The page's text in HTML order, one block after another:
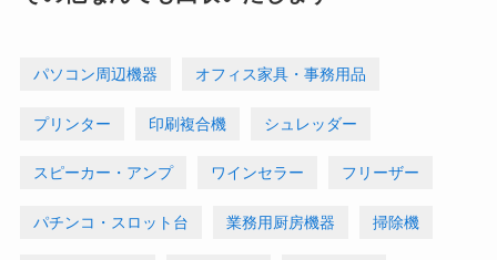
パソコン周辺機器 オフィス家具・事務用品
プリンター 印刷複合機 シュレッダー
スピーカー・アンプ ワインセラー フリーザー
パチンコ・スロット台 業務用厨房機器 掃除機